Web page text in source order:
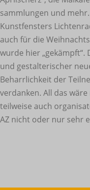
sammlungen und
Kunstfensters
auch für die
wurde hier „gekämpft“.
und gestalterischer
Beharrlichkeit der
verdanken. All das
teilweise auch
AZ nicht oder nur sehr